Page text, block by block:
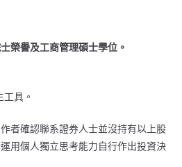
榮譽及工商管理碩士學位。
具。
者確認聯系證券人士並沒持有以上股
用個人獨立思考能力自行作出投資決